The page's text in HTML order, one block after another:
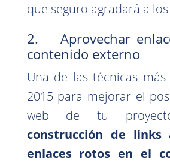
que seguro agradará a
2. Aprovechar
contenido externo
Una de las técnicas
2015 para mejorar el
web de tu
construcción de
enlaces rotos en el